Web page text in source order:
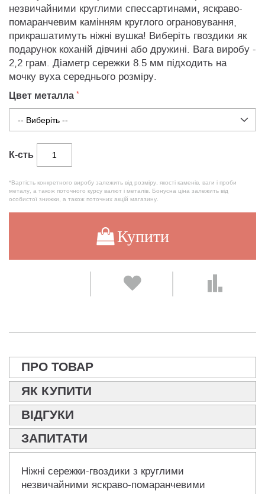
незвичайними круглими спессартинами, яскраво-
помаранчевим камінням круглого ограновування,
прикрашатимуть ніжні вушка! Виберіть гвоздики як
подарунок коханій дівчині або дружині. Вага виробу -
2,2 грам. Діаметр сережки 8.5 мм підходить на
мочку вуха середнього розміру.
Цвет металла
К-сть
*Вартість конкретного виробу залежить від розміру, якості каменів, ваги і проби
металу, а також поточного курсу валют і металів. Бонусна ціна залежить від
особистої знижки, а також поточних акцій магазину.
Купити
ПРО ТОВАР
ЯК КУПИТИ
ВІДГУКИ
ЗАПИТАТИ
Ніжні сережки-гвоздики з круглими
незвичайними яскраво-помаранчевими